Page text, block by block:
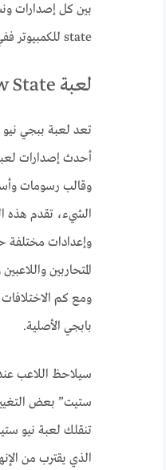
state للكمبيوتر ففي النهاية هي لذات المنتج والشركة.
لعبة PUBG New State:
أحدث إصدارات
وقالب رسومات
الشيء، تقدم
وإعدادات مختلفة
المتحاربين
ومع كم الاختلافات
بابجي الأصلية.
سيلاحظ اللاعب
ستيت” بعض
الذي يقترب من